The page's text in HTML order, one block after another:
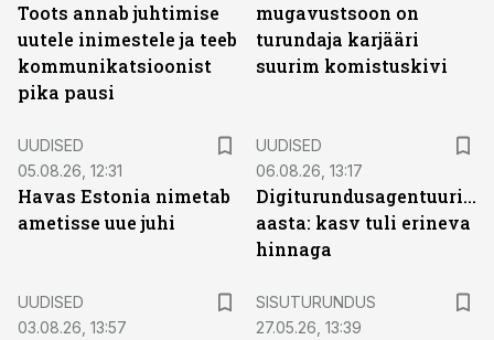
Toots annab juhtimise
uutele inimestele ja teeb
kommunikatsioonist
pika pausi
mugavustsoon on
turundaja karjääri
suurim komistuskivi
UUDISED
05.08.26, 12:31
Havas Estonia nimetab
ametisse uue juhi
UUDISED
06.08.26, 13:17
Digiturundusagentuuride
aasta: kasv tuli erineva
hinnaga
UUDISED
03.08.26, 13:57
SISUTURUNDUS
27.05.26, 13:39